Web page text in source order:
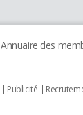
Annuaire des
Publicité